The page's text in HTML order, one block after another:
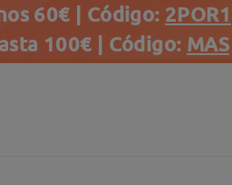
60€ | Código: 2POR1
100€ | Código: MAS